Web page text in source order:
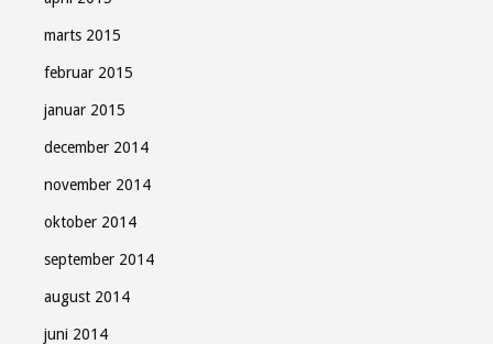
marts 2015
februar 2015
januar 2015
december 2014
november 2014
oktober 2014
september 2014
august 2014
juni 2014